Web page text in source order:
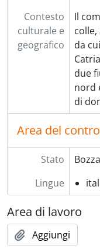
Contesto
culturale e
geografico
Il
da
due
nord
di
Area del
Stato
Bozza
Lingue
Area di lavoro
Aggiungi